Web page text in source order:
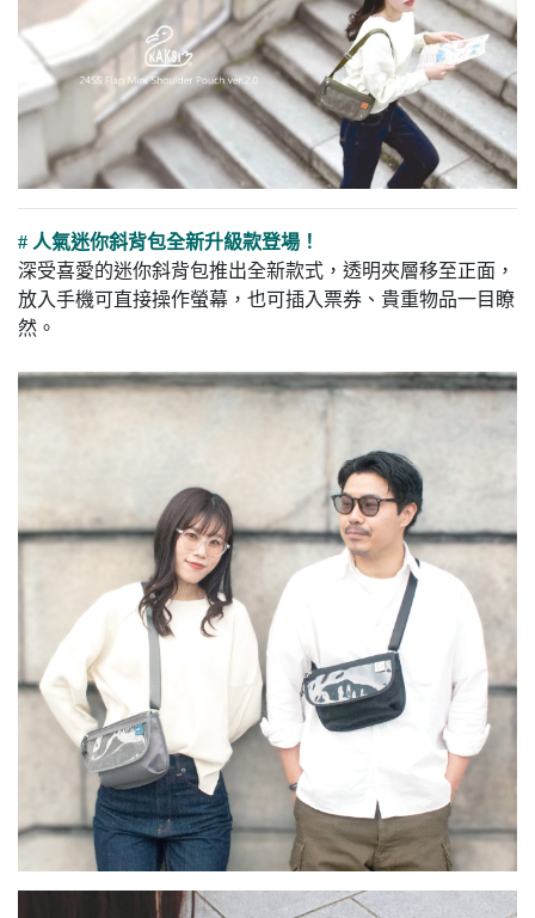
# 人氣迷你斜背包全新升級款登場！
深受喜愛的迷你斜背包推出全新款式，透明夾層移至正面，
放入手機可直接操作螢幕，也可插入票券、貴重物品一目瞭
然。